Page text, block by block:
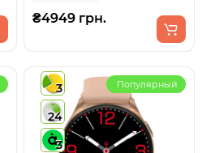
₴4949 грн.
3
24
3
Популярный